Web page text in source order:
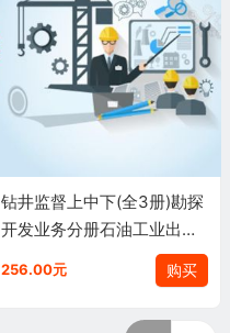
钻井监督上中下(全3册)勘探
开发业务分册石油工业出版
256.00元 购买